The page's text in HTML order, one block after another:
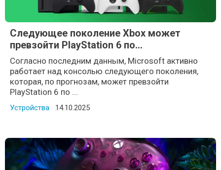
Следующее поколение Xbox может
превзойти PlayStation 6 по
производительности
Согласно последним данным, Microsoft активно
работает над консолью следующего поколения,
которая, по прогнозам, может превзойти
PlayStation 6 по ...
Устройства Posted on
14.10.2025